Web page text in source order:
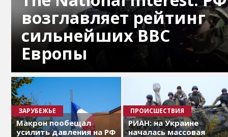
возглавляет рейтинг
сильнейших ВВС
Европы
ЗАРУБЕЖЬЕ
Макрон пообещал
усилить давления на РФ
ПРОИСШЕСТВИЯ
РИАН: на Украине
началась массовая